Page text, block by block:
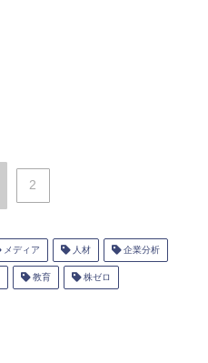
2
メディア 人材 企業分析
教育 株ゼロ